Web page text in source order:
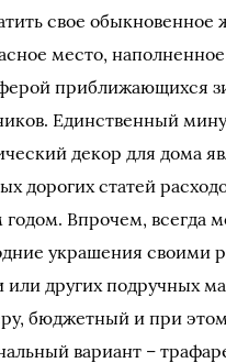
свое обыкновенное
место,
приближающихся
Единственный
декор для дома
дорогих статей
Впрочем, всегда
украшения своими
или других подручных
бюджетный и при этом
вариант –